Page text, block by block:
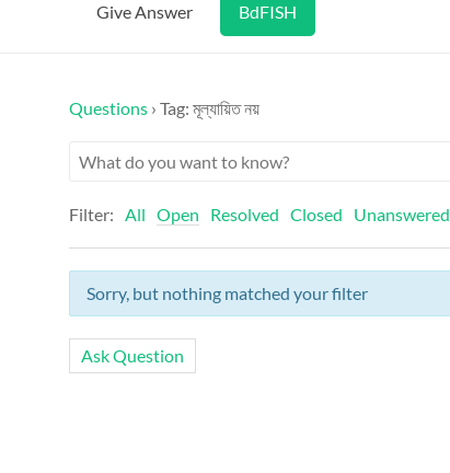
Give Answer
BdFISH
Questions › Tag: মূল্যায়িত নয়
Filter: All Open Resolved Closed Unanswered
Sorry, but nothing matched your filter
Ask Question